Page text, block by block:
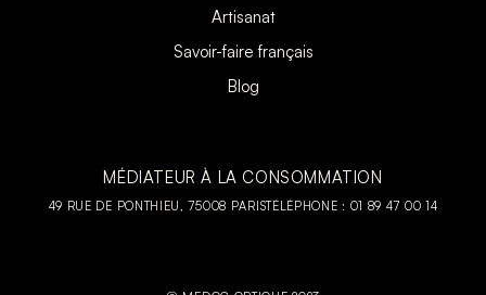
Artisanat
Savoir-faire français
Blog
MÉDIATEUR À LA CONSOMMATION
49 RUE DE PONTHIEU, 75008 PARISTÉLÉPHONE : 01 89 47 00 14